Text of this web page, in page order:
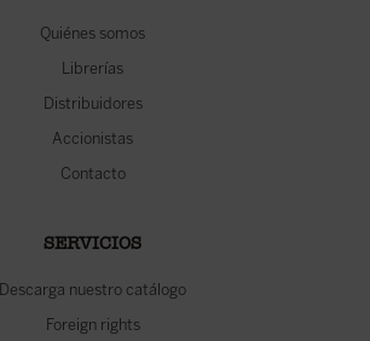
Quiénes somos
Librerías
Distribuidores
Accionistas
Contacto
SERVICIOS
Descarga nuestro catálogo
Foreign rights